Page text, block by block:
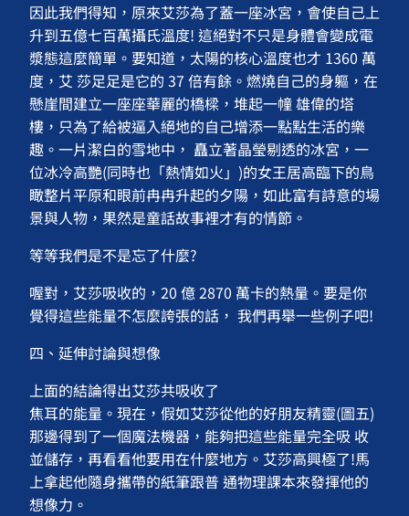
因此我們得知，原來艾莎為了蓋一座冰宮，會使自己上
升到五億七百萬攝氏溫度! 這絕對不只是身體會變成電
漿態這麼簡單。要知道，太陽的核心溫度也才 1360 萬
度，艾 莎足足是它的 37 倍有餘。燃燒自己的身軀，在
懸崖間建立一座座華麗的橋樑，堆起一幢 雄偉的塔
樓，只為了給被逼入絕地的自己增添一點點生活的樂
趣。一片潔白的雪地中， 矗立著晶瑩剔透的冰宮，一
位冰冷高艷(同時也「熱情如火」)的女王居高臨下的鳥
瞰整片平原和眼前冉冉升起的夕陽，如此富有詩意的場
景與人物，果然是童話故事裡才有的情節。
等等我們是不是忘了什麼?
喔對，艾莎吸收的，20 億 2870 萬卡的熱量。要是你
覺得這些能量不怎麼誇張的話， 我們再舉一些例子吧!
四、延伸討論與想像
上面的結論得出艾莎共吸收了
焦耳的能量。現在，假如艾莎從他的好朋友精靈(圖五)
那邊得到了一個魔法機器，能夠把這些能量完全吸 收
並儲存，再看看他要用在什麼地方。艾莎高興極了!馬
上拿起他隨身攜帶的紙筆跟普 通物理課本來發揮他的
想像力。